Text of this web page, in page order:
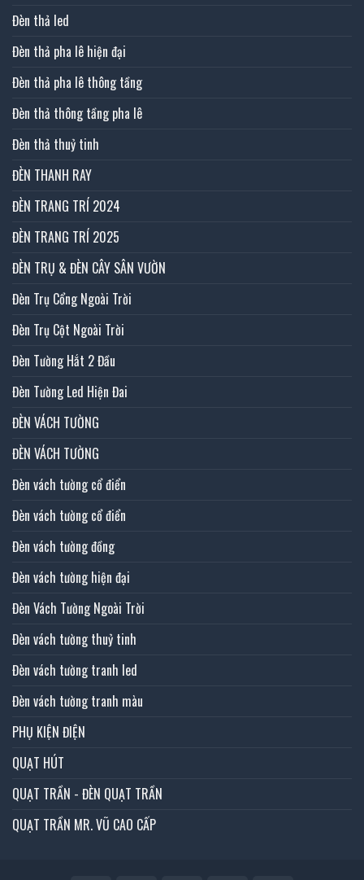
Đèn thả led
Đèn thả pha lê hiện đại
Đèn thả pha lê thông tầng
Đèn thả thông tầng pha lê
Đèn thả thuỷ tinh
ĐÈN THANH RAY
ĐÈN TRANG TRÍ 2024
ĐÈN TRANG TRÍ 2025
ĐÈN TRỤ & ĐÈN CÂY SÂN VƯỜN
Đèn Trụ Cổng Ngoài Trời
Đèn Trụ Cột Ngoài Trời
Đèn Tường Hắt 2 Đầu
Đèn Tường Led Hiện Đai
ĐÈN VÁCH TƯỜNG
ĐÈN VÁCH TƯỜNG
Đèn vách tường cổ điển
Đèn vách tường cổ điển
Đèn vách tường đồng
Đèn vách tường hiện đại
Đèn Vách Tường Ngoài Trời
Đèn vách tường thuỷ tinh
Đèn vách tường tranh led
Đèn vách tường tranh màu
PHỤ KIỆN ĐIỆN
QUẠT HÚT
QUẠT TRẦN - ĐÈN QUẠT TRẦN
QUẠT TRẦN MR. VŨ CAO CẤP